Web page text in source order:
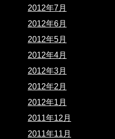
2012年7月
2012年6月
2012年5月
2012年4月
2012年3月
2012年2月
2012年1月
2011年12月
2011年11月